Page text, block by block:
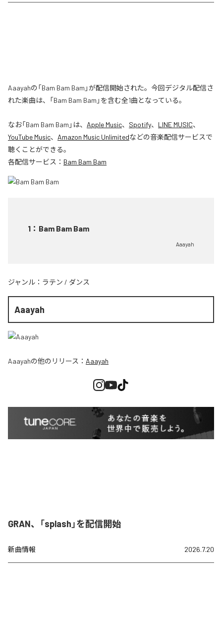
Aaayahの「Bam Bam Bam」が配信開始された。今回デジタル配信さ
れた楽曲は、「Bam Bam Bam」を含む全1曲となっている。
なお「Bam Bam Bam 」は、 Apple Music、 Spotify、 LINE MUSIC、
YouTube Music、 Amazon Music Unlimitedなどの音楽配信サービスで
聴くことができる。
各配信サービス： Bam Bam Bam
1 ： Bam Bam Bam
Aaayah
ジャンル： ラテン / ダンス
Aaayah
Aaayahの他のリリース： Aaayah
GRAN、「splash」を配信開始
新曲情報 2026.7.20